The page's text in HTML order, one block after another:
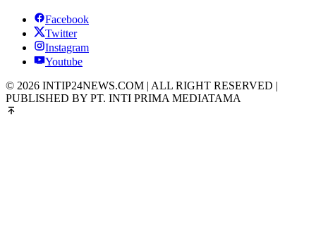
Facebook
Twitter
Instagram
Youtube
© 2026 INTIP24NEWS.COM | ALL RIGHT RESERVED |
PUBLISHED BY PT. INTI PRIMA MEDIATAMA